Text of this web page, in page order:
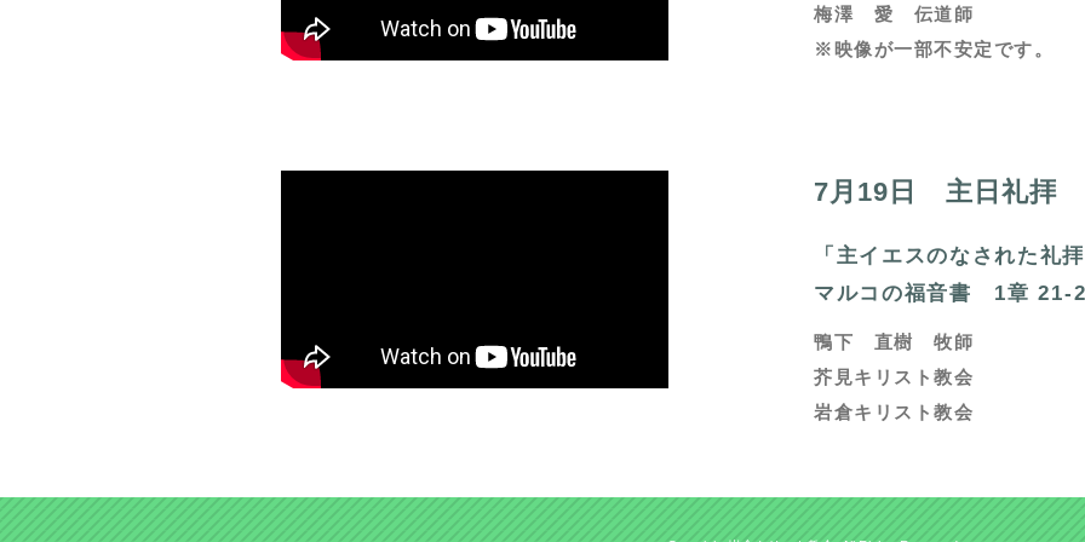
梅澤 愛 伝道師
※映像が一部不安定です。
7月19日 主日礼拝
「主イエスのなされた礼
マルコの福音書 1章 21-
鴨下 直樹 牧師
芥見キリスト教会
岩倉キリスト教会